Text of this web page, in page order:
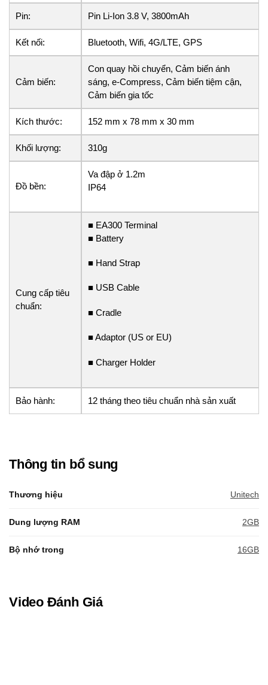
Pin: Pin Li-Ion 3.8 V, 3800mAh
Kết nối: Bluetooth, Wifi, 4G/LTE, GPS
Cảm biến:
Con quay hồi chuyển, Cảm biến ánh
sáng, e-Compress, Cảm biến tiệm cận,
Cảm biến gia tốc
Kích thước: 152 mm x 78 mm x 30 mm
Khối lượng: 310g
Đồ bền:
Va đập ở 1.2m
IP64
Cung cấp tiêu
chuẩn:
■ EA300 Terminal
■ Battery
■ Hand Strap
■ USB Cable
■ Cradle
■ Adaptor (US or EU)
■ Charger Holder
Bảo hành: 12 tháng theo tiêu chuẩn nhà sản xuất
Thông tin bổ sung
Thương hiệu Unitech
Dung lượng RAM 2GB
Bộ nhớ trong 16GB
Video Đánh Giá